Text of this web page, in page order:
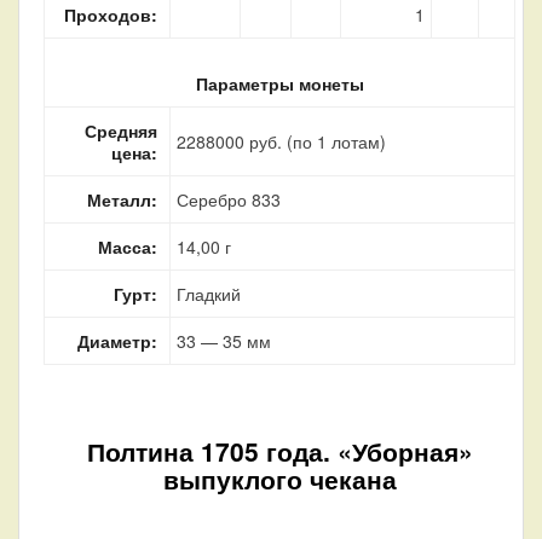
Проходов:
1
Параметры монеты
Средняя
цена:
2288000 руб. (по 1 лотам)
Металл:
Серебро 833
Масса:
14,00 г
Гурт:
Гладкий
Диаметр:
33 — 35 мм
Полтина 1705 года. «Уборная»
выпуклого чекана